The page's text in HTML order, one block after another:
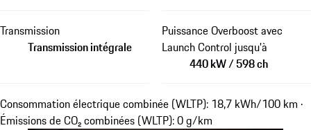
Transmission
Transmission intégrale
Puissance Overboost avec
Launch Control jusqu'à
440 kW / 598 ch
Consommation électrique combinée (WLTP): 18,7 kWh/100 km ·
Émissions de CO₂ combinées (WLTP): 0 g/km